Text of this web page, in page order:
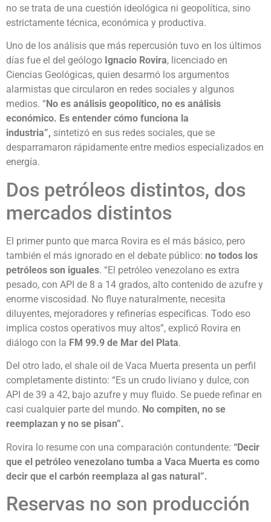
no se trata de una cuestión ideológica ni geopolítica, sino
estrictamente técnica, económica y productiva.
Uno de los análisis que más repercusión tuvo en los últimos
días fue el del geólogo Ignacio Rovira, licenciado en
Ciencias Geológicas, quien desarmó los argumentos
alarmistas que circularon en redes sociales y algunos
medios. “No es análisis geopolítico, no es análisis
económico. Es entender cómo funciona la
industria”, sintetizó en sus redes sociales, que se
desparramaron rápidamente entre medios especializados en
energía.
Dos petróleos distintos, dos
mercados distintos
El primer punto que marca Rovira es el más básico, pero
también el más ignorado en el debate público: no todos los
petróleos son iguales. “El petróleo venezolano es extra
pesado, con API de 8 a 14 grados, alto contenido de azufre y
enorme viscosidad. No fluye naturalmente, necesita
diluyentes, mejoradores y refinerías específicas. Todo eso
implica costos operativos muy altos”, explicó Rovira en
diálogo con la FM 99.9 de Mar del Plata.
Del otro lado, el shale oil de Vaca Muerta presenta un perfil
completamente distinto: “Es un crudo liviano y dulce, con
API de 39 a 42, bajo azufre y muy fluido. Se puede refinar en
casi cualquier parte del mundo. No compiten, no se
reemplazan y no se pisan”.
Rovira lo resume con una comparación contundente: “Decir
que el petróleo venezolano tumba a Vaca Muerta es como
decir que el carbón reemplaza al gas natural”.
Reservas no son producción